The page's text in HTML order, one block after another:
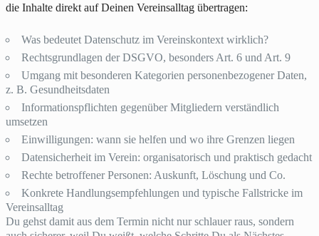
die Inhalte direkt auf Deinen Vereinsalltag übertragen:
Was bedeutet Datenschutz im Vereinskontext wirklich?
Rechtsgrundlagen der DSGVO, besonders Art. 6 und Art. 9
Umgang mit besonderen Kategorien personenbezogener Daten,
z. B. Gesundheitsdaten
Informationspflichten gegenüber Mitgliedern verständlich
umsetzen
Einwilligungen: wann sie helfen und wo ihre Grenzen liegen
Datensicherheit im Verein: organisatorisch und praktisch gedacht
Rechte betroffener Personen: Auskunft, Löschung und Co.
Konkrete Handlungsempfehlungen und typische Fallstricke im
Vereinsalltag
Du gehst damit aus dem Termin nicht nur schlauer raus, sondern